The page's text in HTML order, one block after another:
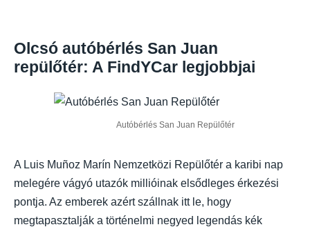
Olcsó autóbérlés San Juan
repülőtér: A FindYCar legjobbjai
Autóbérlés San Juan Repülőtér
A Luis Muñoz Marín Nemzetközi Repülőtér a karibi nap
melegére vágyó utazók millióinak elsődleges érkezési
pontja. Az emberek azért szállnak itt le, hogy
megtapasztalják a történelmi negyed legendás kék